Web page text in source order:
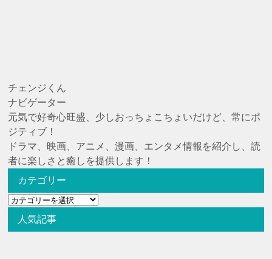
チェンジくん
ナビゲーター
元気で好奇心旺盛、少しおっちょこちょいだけど、常にポ
ジティブ！
ドラマ、映画、アニメ、漫画、エンタメ情報を紹介し、読
者に楽しさと癒しを提供します！
カテゴリー
カ
人気記事